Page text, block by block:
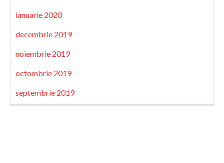
ianuarie 2020
decembrie 2019
noiembrie 2019
octombrie 2019
septembrie 2019